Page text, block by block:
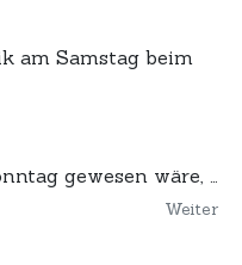
am Samstag beim
gewesen wäre, …
Weiter